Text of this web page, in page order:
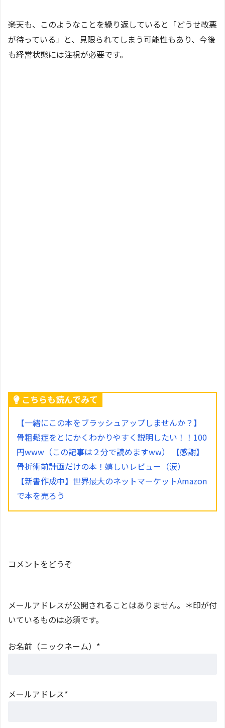
楽天も、このようなことを繰り返していると「どうせ改悪
が待っている」と、見限られてしまう可能性もあり、今後
も経営状態には注視が必要です。
こちらも読んでみて
【一緒にこの本をブラッシュアップしませんか？】
骨粗鬆症をとにかくわかりやすく説明したい！！100
円www（この記事は２分で読めますww）
【感謝】
骨折術前計画だけの本！嬉しいレビュー（涙）
【新書作成中】世界最大のネットマーケットAmazon
で本を売ろう
コメントをどうぞ
メールアドレスが公開されることはありません。＊印が付
いているものは必須です。
お名前（ニックネーム）*
メールアドレス*